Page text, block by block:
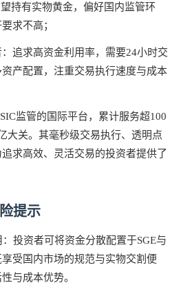
持有实物黄金，偏好国内监管环
求不高；
追求高资金利用率，需要24小时交
产配置，注重交易执行速度与成本
监管的国际平台，累计服务超100
大关。其毫秒级交易执行、透明点
求高效、灵活交易的投资者提供了
提示
投资者可将资金分散配置于SGE与
受国内市场的规范与实物交割便
与成本优势。